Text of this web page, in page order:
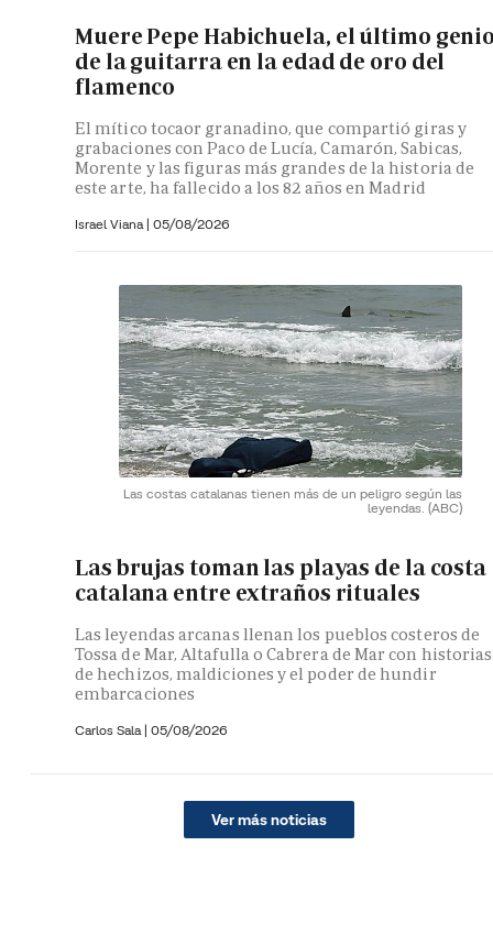
Muere Pepe Habichuela, el último
de la guitarra en la edad de oro del
flamenco
El mítico tocaor granadino, que compartió giras y
grabaciones con Paco de Lucía, Camarón, Sabicas,
Morente y las figuras más grandes de la historia de
este arte, ha fallecido a los 82 años en Madrid
Israel Viana | 05/08/2026
Las costas catalanas tienen más de un peligro según las
leyendas. (ABC)
Las brujas toman las playas de la costa
catalana entre extraños rituales
Las leyendas arcanas llenan los pueblos costeros de
Tossa de Mar, Altafulla o Cabrera de Mar con historias
de hechizos, maldiciones y el poder de hundir
embarcaciones
Carlos Sala | 05/08/2026
Ver más noticias